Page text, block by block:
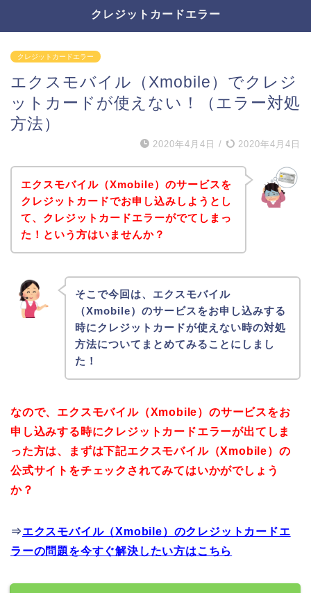
クレジットカードエラー
クレジットカードエラー
エクスモバイル（Xmobile）でクレジ
ットカードが使えない！（エラー対処
方法）
2020年4月4日 / 2020年4月4日
エクスモバイル（Xmobile）のサービスを
クレジットカードでお申し込みしようとし
て、クレジットカードエラーがでてしまっ
た！という方はいませんか？
そこで今回は、エクスモバイル
（Xmobile）のサービスをお申し込みする
時にクレジットカードが使えない時の対処
方法についてまとめてみることにしまし
た！
なので、エクスモバイル（Xmobile）のサービスをお
申し込みする時にクレジットカードエラーが出てしま
った方は、まずは下記エクスモバイル（Xmobile）の
公式サイトをチェックされてみてはいかがでしょう
か？
⇒エクスモバイル（Xmobile）のクレジットカードエ
ラーの問題を今すぐ解決したい方はこちら